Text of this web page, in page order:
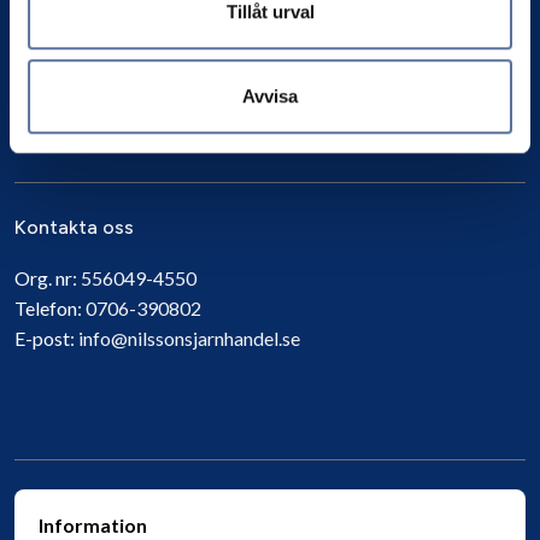
Tillåt urval
Avvisa
Kontakta oss
Org. nr: 556049-4550
Telefon: 0706-390802
E-post: info@nilssonsjarnhandel.se
Information